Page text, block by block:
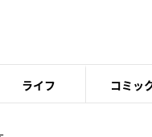
ライフ コミッ